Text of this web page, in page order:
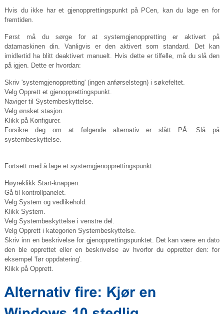
Hvis du ikke har et gjenopprettingspunkt på PCen, kan du lage en for
fremtiden.
Først må du sørge for at systemgjenoppretting er aktivert på
datamaskinen din. Vanligvis er den aktivert som standard. Det kan
imidlertid ha blitt deaktivert manuelt. Hvis dette er tilfelle, må du slå den
på igjen. Dette er hvordan:
Skriv 'systemgjenoppretting' (ingen anførselstegn) i søkefeltet.
Velg Opprett et gjenopprettingspunkt.
Naviger til Systembeskyttelse.
Velg ønsket stasjon.
Klikk på Konfigurer.
Forsikre deg om at følgende alternativ er slått PÅ: Slå på
systembeskyttelse.
Fortsett med å lage et systemgjenopprettingspunkt:
Høyreklikk Start-knappen.
Gå til kontrollpanelet.
Velg System og vedlikehold.
Klikk System.
Velg Systembeskyttelse i venstre del.
Velg Opprett i kategorien Systembeskyttelse.
Skriv inn en beskrivelse for gjenopprettingspunktet. Det kan være en dato
den ble opprettet eller en beskrivelse av hvorfor du oppretter den: for
eksempel 'før oppdatering'.
Klikk på Opprett.